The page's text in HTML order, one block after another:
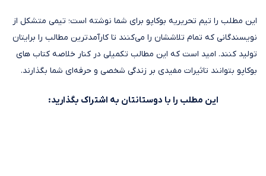
این مطلب را تیم تحریریه بوکاپو برای شما نوشته است؛ تیمی متشکل از
نویسندگانی که تمام تلاششان را می‌کنند تا کارآمدترین مطالب را برایتان
تولید کنند. امید است که این مطالب تکمیلی در کنار خلاصه کتاب های
بوکاپو بتوانند تاثیرات مفیدی بر زندگی شخصی و حرفه‌ای شما بگذارند.
این مطلب را با دوستانتان به اشتراک بگذارید: